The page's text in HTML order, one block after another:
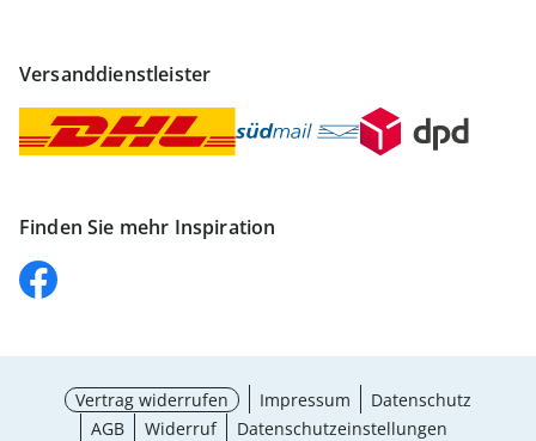
Versanddienstleister
Finden Sie mehr Inspiration
Vertrag widerrufen Impressum
Datenschutz
AGB
Widerruf Datenschutzeinstellungen